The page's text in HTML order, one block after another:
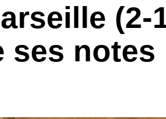
(2-
ses notes